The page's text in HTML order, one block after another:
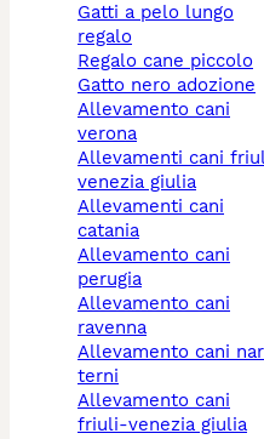
gatti a pelo lungo
regalo
regalo cane piccolo
gatto nero adozione
allevamento cani
verona
allevamenti cani friuli
venezia giulia
allevamenti cani
catania
allevamento cani
perugia
allevamento cani
ravenna
allevamento cani narni
terni
allevamento cani
friuli-venezia giulia